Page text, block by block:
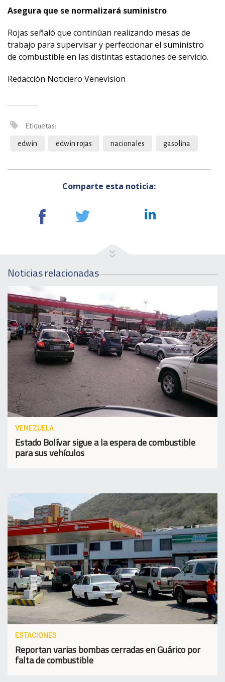
Asegura que se normalizará suministro
Rojas señaló que continúan realizando mesas de
trabajo para supervisar y perfeccionar el suministro
de combustible en las distintas estaciones de servicio.
Redacción Noticiero Venevision
Etiquetas:
edwin edwin rojas nacionales gasolina
Comparte esta noticia:
Noticias relacionadas
VENEZUELA
Estado Bolívar sigue a la espera de combustible
para sus vehículos
ESTACIONES
Reportan varias bombas cerradas en Guárico por
falta de combustible